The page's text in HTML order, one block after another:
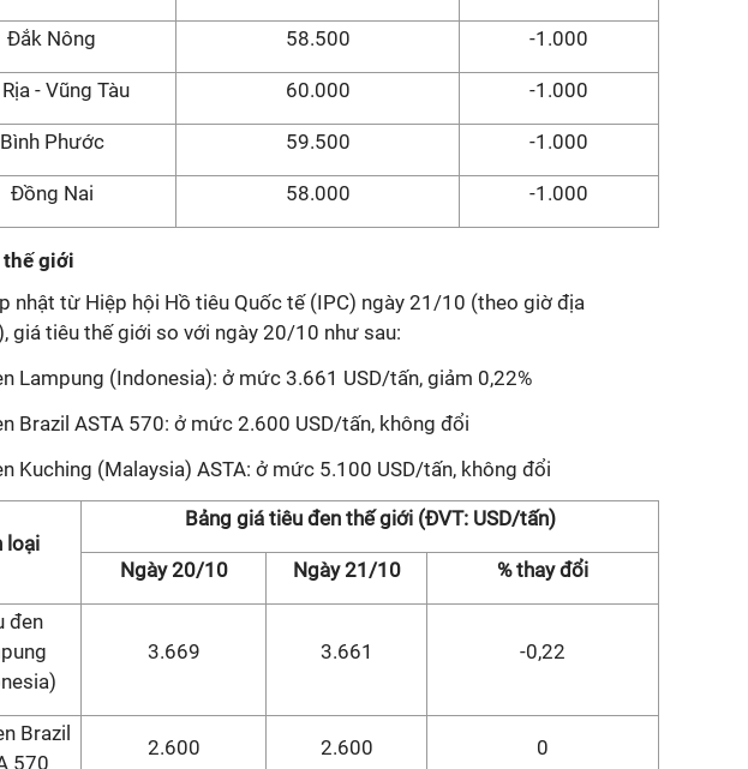
Đắk Nông 58.500 -1.000
- Vũng Tàu 60.000 -1.000
Bình Phước 59.500 -1.000
Đồng Nai 58.000 -1.000
giới
nhật từ Hiệp hội Hồ tiêu Quốc tế (IPC) ngày 21/10 (theo giờ địa
giá tiêu thế giới so với ngày 20/10 như sau:
Lampung (Indonesia): ở mức 3.661 USD/tấn, giảm 0,22%
Brazil ASTA 570: ở mức 2.600 USD/tấn, không đổi
Kuching (Malaysia) ASTA: ở mức 5.100 USD/tấn, không đổi
loại
Bảng giá tiêu đen thế giới (ĐVT: USD/tấn)
Ngày 20/10 Ngày 21/10 % thay đổi
đen
3.669 3.661 -0,22
Brazil
570
2.600 2.600 0